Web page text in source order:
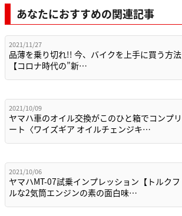
あなたにおすすめの関連記事
2021/11/27
品薄を乗り切れ!! 今、バイクを上手に買う方法
【コロナ時代の”新…
2021/10/09
ヤマハ車のオイル交換がこのひと箱でコンプリ
ート〈ワイズギア オイルチェンジキ…
2021/10/06
ヤマハMT-07試乗インプレッション【トルクフ
ルな2気筒エンジンの素の面白味…